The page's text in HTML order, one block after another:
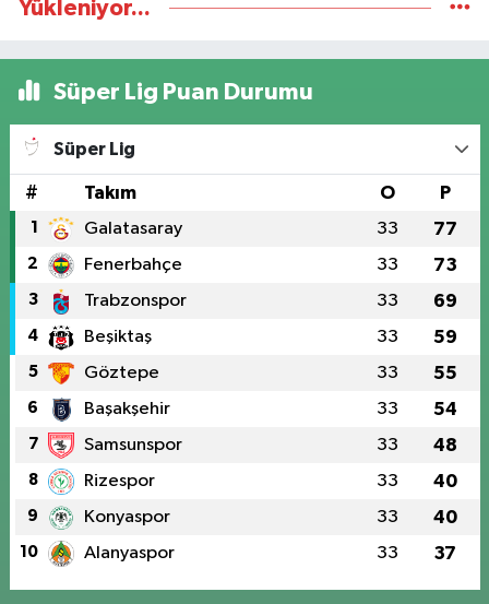
Yükleniyor...
Süper Lig Puan Durumu
Süper Lig
# Takım O P
1 Galatasaray 33 77
2 Fenerbahçe 33 73
3 Trabzonspor 33 69
4 Beşiktaş 33 59
5 Göztepe 33 55
6 Başakşehir 33 54
7 Samsunspor 33 48
8 Rizespor 33 40
9 Konyaspor 33 40
10 Alanyaspor 33 37